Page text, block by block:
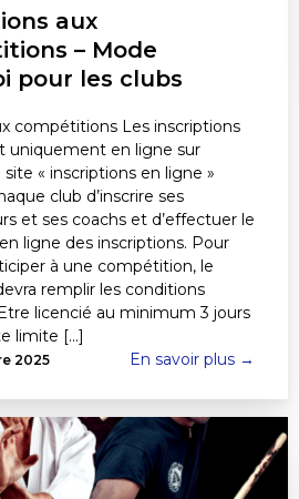
aux
– Mode
pour les clubs
compétitions Les inscriptions
uniquement en ligne sur
« inscriptions en ligne »
club d’inscrire ses
et ses coachs et d’effectuer le
ligne des inscriptions. Pour
à une compétition, le
remplir les conditions
licencié au minimum 3 jours
limite [...]
2025 En savoir plus →